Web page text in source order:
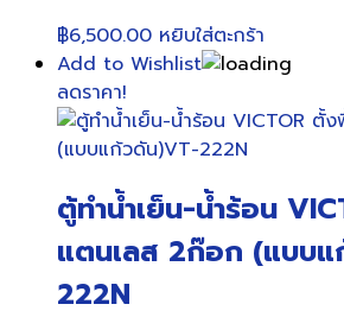
฿6,500.00 หยิบใส่ตะกร้า
Add to Wishlist
ลดราคา!
ตู้ทำน้ำเย็น-น้ำร้อน
แตนเลส 2ก๊อก (แบบ
222N